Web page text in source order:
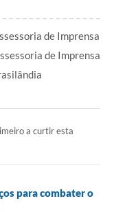
de Imprensa
de Imprensa
a curtir esta
para combater o